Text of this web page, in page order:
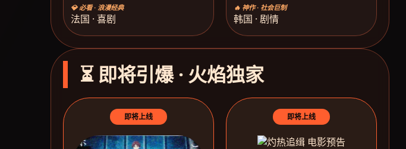
💎 必看 · 浪漫经典
法国 · 喜剧
🔥 神作 · 社会巨制
韩国 · 剧情
⏳ 即将引爆 · 火焰独家
即将上线 即将上线